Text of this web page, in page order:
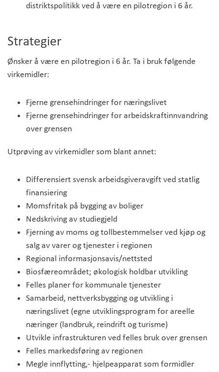
distriktspolitikk ved å være en pilotregion i 6 år.
Strategier
Ønsker å være en pilotregion i 6 år. Ta i bruk følgende
virkemidler:
Fjerne grensehindringer for næringslivet
Fjerne grensehindringer for arbeidskraftinnvandring
over grensen
Utprøving av virkemidler som blant annet:
Differensiert svensk arbeidsgiveravgift ved statlig
finansiering
Momsfritak på bygging av boliger
Nedskriving av studiegjeld
Fjerning av moms og tollbestemmelser ved kjøp og
salg av varer og tjenester i regionen
Regional informasjonsavis/nettsted
Biosfæreområdet; økologisk holdbar utvikling
Felles planer for kommunale tjenester
Samarbeid, nettverksbygging og utvikling i
næringslivet (egne utviklingsprogram for areelle
næringer (landbruk, reindrift og turisme)
Utvikle infrastrukturen ved felles bruk over grensen
Felles markedsføring av regionen
Megle innflytting,- hjelpeapparat som formidler